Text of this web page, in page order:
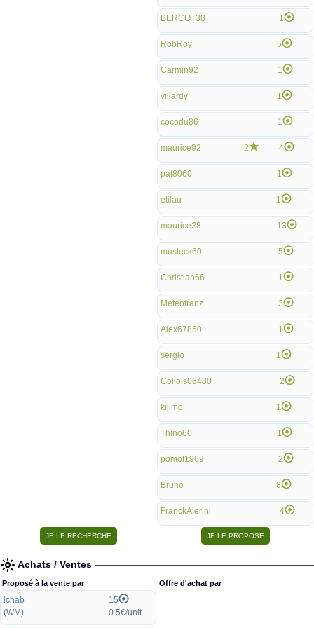
BERCOT38 1
RobRoy 5
Carmin92 1
villardy 1
cocodu86 1
maurice92 2 4
pat8060 1
etilau 1
maurice28 13
musteck60 5
Christian66 1
Meteofranz 3
Alex67850 1
sergio 1
Collois06480 2
kijimo 1
Thino60 1
pomof1969 2
Bruno 8
FranckAlerini 4
Achats / Ventes
Proposé à la vente par
lchab
(WM)
15
0.5€/unit.
Offre d'achat par